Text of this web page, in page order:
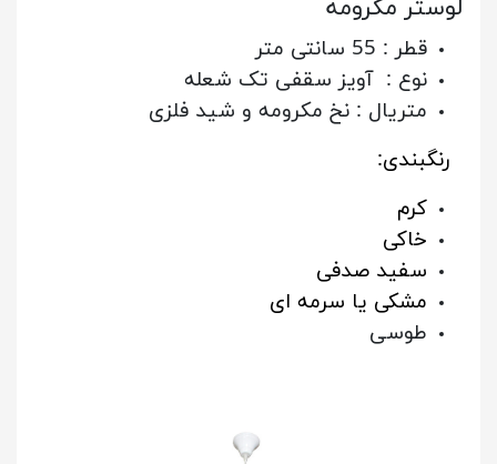
لوستر مکرومه
قطر : 55 سانتی متر
نوع : آویز سقفی تک شعله
متریال : نخ مکرومه و شید فلزی
رنگبندی:
کرم
خاکی
سفید صدفی
مشکی یا سرمه ای
طوسی